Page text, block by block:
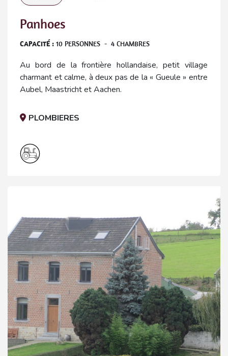
Panhoes
CAPACITÉ : 10 PERSONNES - 4 CHAMBRES
Au bord de la frontière hollandaise, petit village
charmant et calme, à deux pas de la « Gueule » entre
Aubel, Maastricht et Aachen.
PLOMBIERES